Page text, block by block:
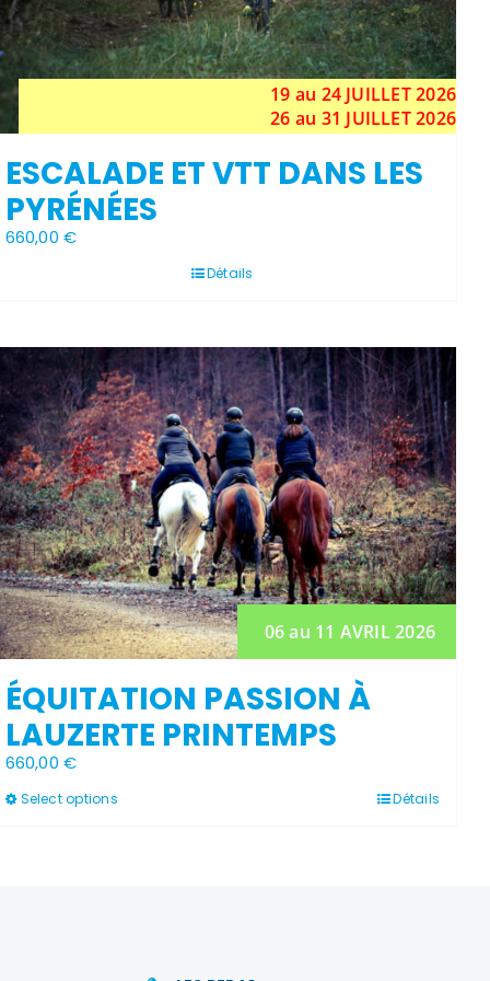
19 au 24 JUILLET2026
26 au 31 JUILLET 2026
ESCALADE ET VTT DANS LES
PYRÉNÉES
660,00€
Détails
06 au 11 AVRIL 2026
ÉQUITATION PASSION À
LAUZERTE PRINTEMPS
660,00€
Select optionsCe
choisies
Détails